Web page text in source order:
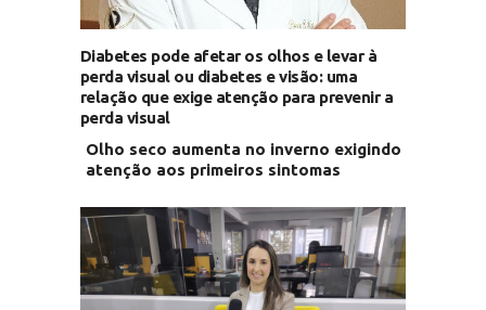
Diabetes pode afetar os olhos e levar à
perda visual ou diabetes e visão: uma
relação que exige atenção para prevenir a
perda visual
Olho seco aumenta no inverno exigindo
atenção aos primeiros sintomas